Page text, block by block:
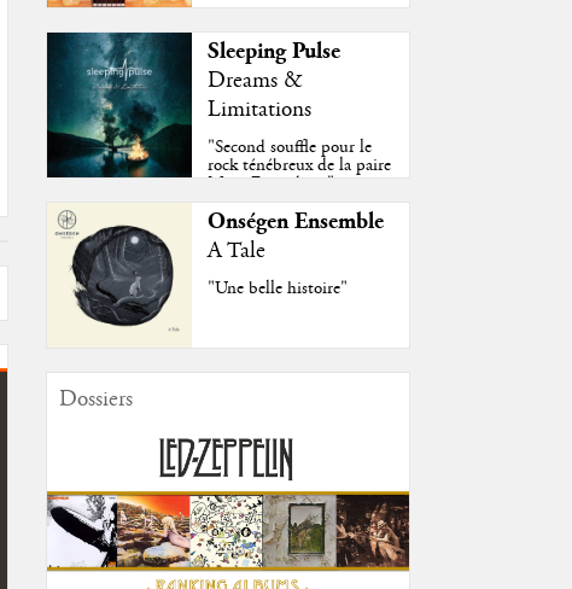
Sleeping Pulse
Dreams &
Limitations
"Second souffle pour le
rock ténébreux de la paire
Moss-Fazendeiro"
Onségen Ensemble
A Tale
"Une belle histoire"
Dossiers